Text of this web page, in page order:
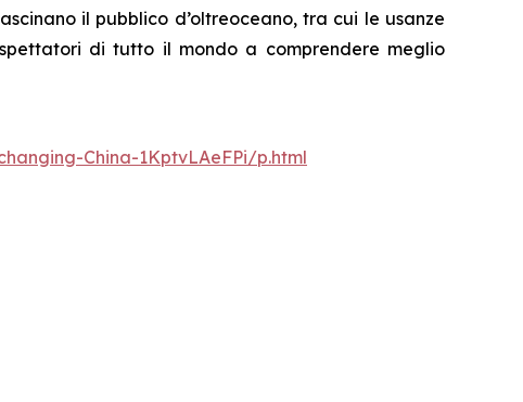
il pubblico d’oltreoceano, tra cui le usanze
di tutto il mondo a comprendere meglio
China-1KptvLAeFPi/p.html